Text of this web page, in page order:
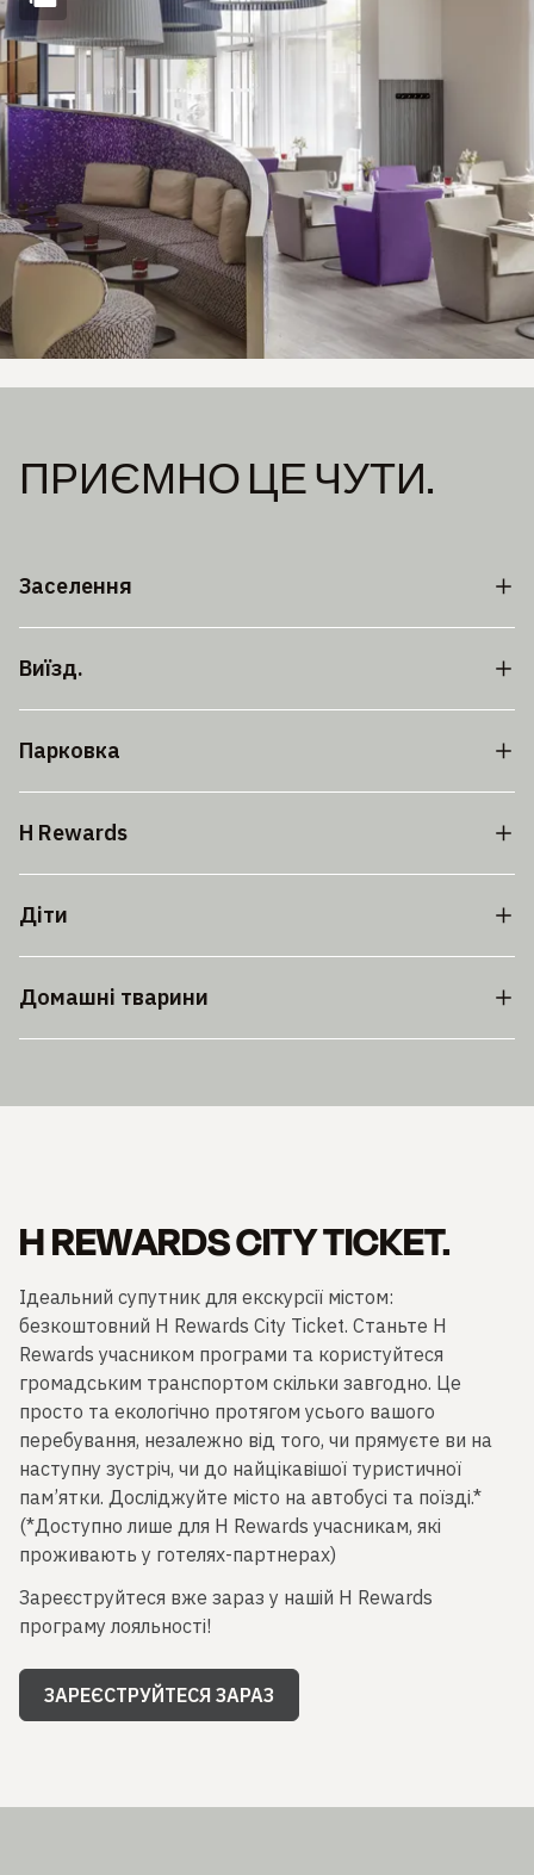
ПРИЄМНО ЦЕ ЧУТИ.
Заселення
Виїзд.
Парковка
H Rewards
Діти
Домашні тварини
H REWARDS CITY TICKET.
Ідеальний супутник для екскурсії містом:
безкоштовний H Rewards City Ticket. Станьте H
Rewards учасником програми та користуйтеся
громадським транспортом скільки завгодно. Це
просто та екологічно протягом усього вашого
перебування, незалежно від того, чи прямуєте ви на
наступну зустріч, чи до найцікавішої туристичної
пам’ятки. Досліджуйте місто на автобусі та поїзді.*
(*Доступно лише для H Rewards учасникам, які
проживають у готелях-партнерах)
Зареєструйтеся вже зараз у нашій H Rewards
програму лояльності!
ЗАРЕЄСТРУЙТЕСЯ ЗАРАЗ